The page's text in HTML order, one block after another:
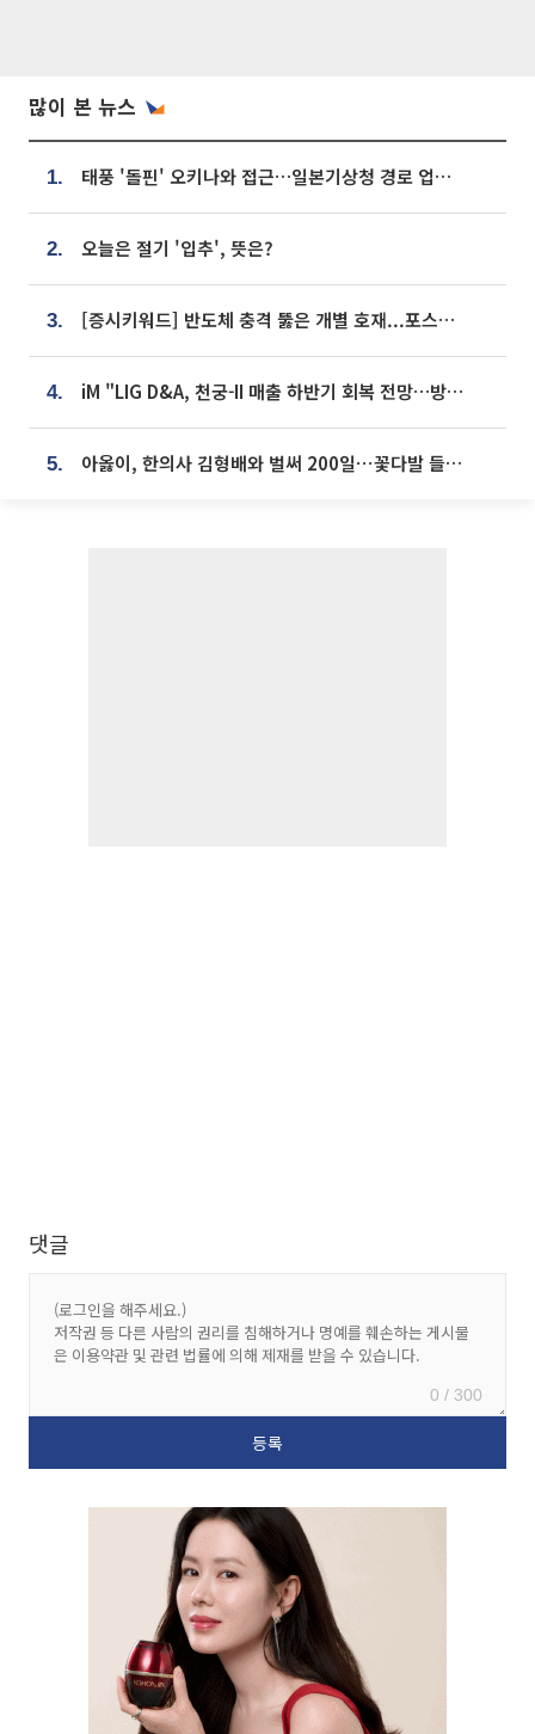
많이 본 뉴스
1. 태풍 '돌핀' 오키나와 접근…일본기상청 경로 업데이트
2. 오늘은 절기 '입추', 뜻은?
3. [증시키워드] 반도체 충격 뚫은 개별 호재...포스코퓨처엠·에코프로·한화솔루션 '눈길'
4. iM "LIG D&A, 천궁-II 매출 하반기 회복 전망…방산 톱픽 유지"
5. 아옳이, 한의사 김형배와 벌써 200일⋯꽃다발 들고 "프러포즈 아냐"
댓글
0 / 300